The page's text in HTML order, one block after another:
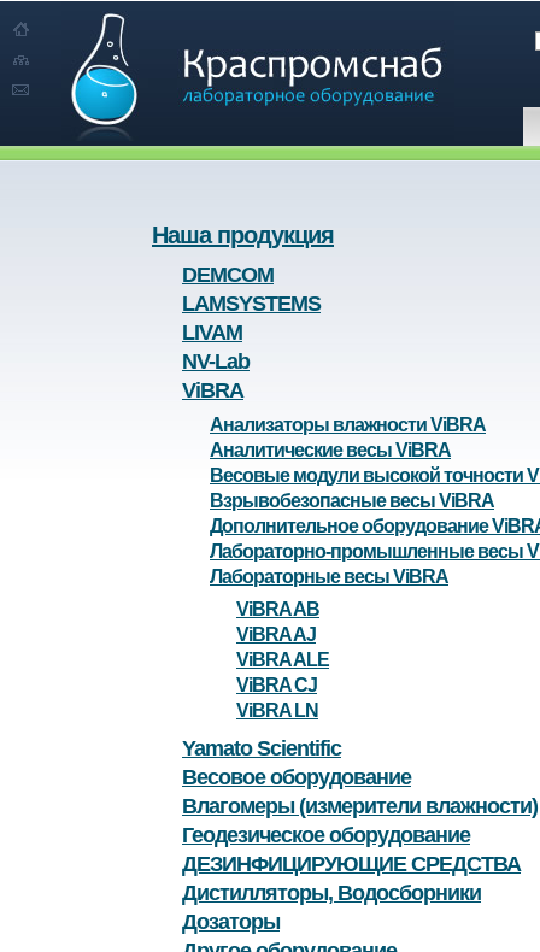
Наша продукция
DEMCOM
LAMSYSTEMS
LIVAM
NV-Lab
ViBRA
Анализаторы влажности ViBRA
Аналитические весы ViBRA
Весовые модули высокой точности
Взрывобезопасные весы ViBRA
Дополнительное оборудование
Лабораторно-промышленные весы
Лабораторные весы ViBRA
ViBRA AB
ViBRA AJ
ViBRA ALE
ViBRA CJ
ViBRA LN
Yamato Scientific
Весовое оборудование
Влагомеры (измерители влажности)
Геодезическое оборудование
ДЕЗИНФИЦИРУЮЩИЕ СРЕДСТВА
Дистилляторы, Водосборники
Дозаторы